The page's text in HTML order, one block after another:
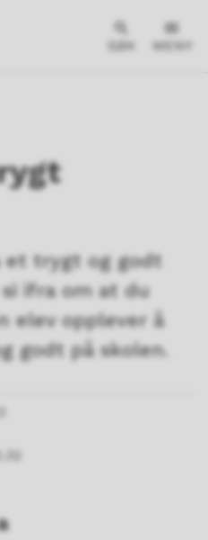
SØK MENY
et trygt og godt
ifra om at du
elev opplever å
godt på skolen.